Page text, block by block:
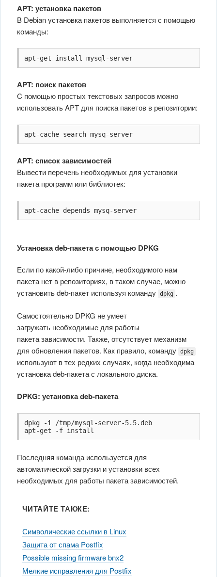
APT: установка пакетов
В Debian установка пакетов выполняется с помощью
команды:
apt-get install mysql-server
APT: поиск пакетов
C помощью простых текстовых запросов можно
использовать APT для поиска пакетов в репозитории:
apt-cache search mysq-server
APT: список зависимостей
Вывести перечень необходимых для установки
пакета программ или библиотек:
apt-cache depends mysq-server
Установка deb-пакета с помощью DPKG
Если по какой-либо причине, необходимого нам
пакета нет в репозиториях, в таком случае, можно
установить deb-пакет используя команду dpkg .
Самостоятельно DPKG не умеет
загружать необходимые для работы
пакета зависимости. Также, отсутствует механизм
для обновления пакетов. Как правило, команду dpkg
используют в тех редких случаях, когда необходима
установка deb-пакета с локального диска.
DPKG: установка deb-пакета
dpkg -i /tmp/mysql-server-5.5.deb
apt-get -f install
Последняя команда используется для
автоматической загрузки и установки всех
необходимых для работы пакета зависимостей.
ЧИТАЙТЕ ТАКЖЕ:
Символические ссылки в Linux
Защита от спама Postfix
Possible missing firmware bnx2
Мелкие исправления для Postfix